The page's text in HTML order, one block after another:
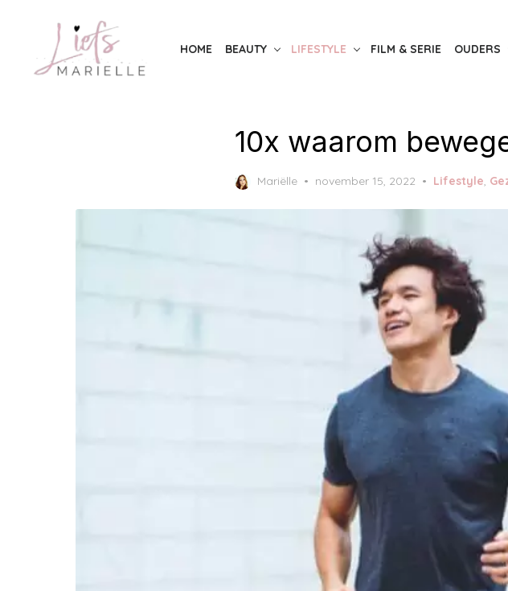
content
HOME BEAUTY LIFESTYLE FILM & SERIE OUDERS
10x waarom
Mariëlle
Posted
november 15, 2022 Lifestyle